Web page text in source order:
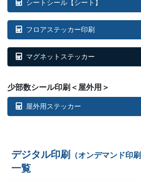
3,000部
シートシール【シート】
フロアステッカー印刷
マグネットステッカー
少部数シール印刷＜屋外用＞
屋外用ステッカー
デジタル印刷 （オンデマンド印刷
一覧